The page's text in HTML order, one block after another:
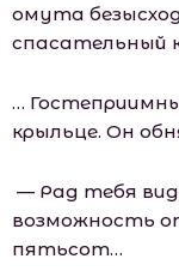
омута
спасательный
…
крыльце. Он
— Рад тебя
возможность
пятьсот…